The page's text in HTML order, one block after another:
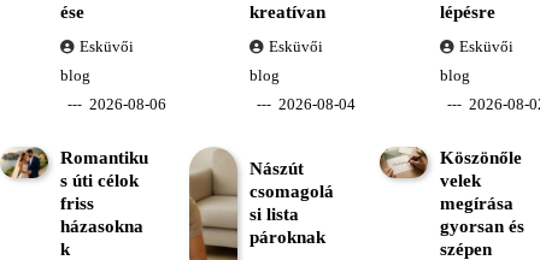
ése
Esküvői
blog
2026-08-06
kreatívan
Esküvői
blog
2026-08-04
lépésre
Esküvői
blog
2026-08-
Romantiku
s úti célok
friss
házasokna
k
Nászút
csomagolá
si lista
pároknak
Köszönőle
velek
megírása
gyorsan és
szépen